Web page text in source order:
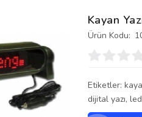
Kayan
Ürün Kodu:
Etiketler:
dijital yazı,